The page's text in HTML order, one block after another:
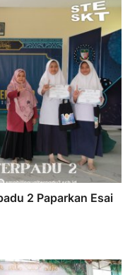
2 Paparkan Esai